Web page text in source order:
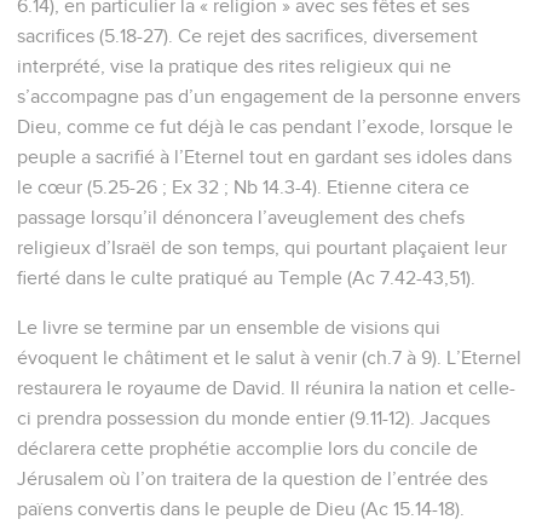
6.14), en particulier la « religion » avec ses fêtes et ses
sacrifices (5.18-27). Ce rejet des sacrifices, diversement
interprété, vise la pratique des rites religieux qui ne
s’accompagne pas d’un engagement de la personne envers
Dieu, comme ce fut déjà le cas pendant l’exode, lorsque le
peuple a sacrifié à l’Eternel tout en gardant ses idoles dans
le cœur (5.25-26 ; Ex 32 ; Nb 14.3-4). Etienne citera ce
passage lorsqu’il dénoncera l’aveuglement des chefs
religieux d’Israël de son temps, qui pourtant plaçaient leur
fierté dans le culte pratiqué au Temple (Ac 7.42-43,51).
Le livre se termine par un ensemble de visions qui
évoquent le châtiment et le salut à venir (ch.7 à 9). L’Eternel
restaurera le royaume de David. Il réunira la nation et celle-
ci prendra possession du monde entier (9.11-12). Jacques
déclarera cette prophétie accomplie lors du concile de
Jérusalem où l’on traitera de la question de l’entrée des
païens convertis dans le peuple de Dieu (Ac 15.14-18).